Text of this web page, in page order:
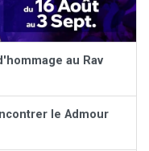
au Rav
le Admour